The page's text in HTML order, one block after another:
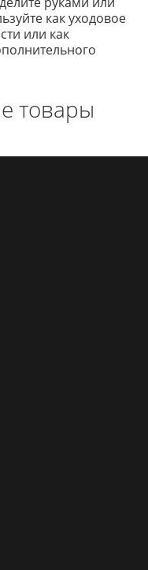
как уходовое
или как
товары